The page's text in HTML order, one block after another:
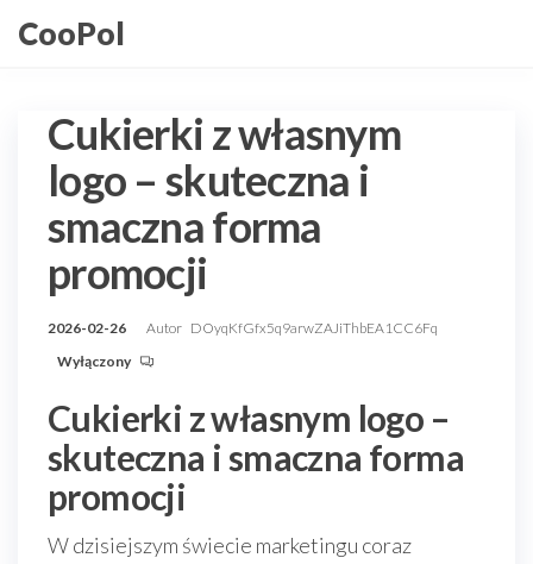
doCooPol
Cukierki z własnym
logo – skuteczna i
smaczna forma
promocji
2026-02-26 Autor DOyqKfGfx5q9arwZAJiThbEA1CC6Fq
Wyłączony
Cukierki z własnym logo –
skuteczna i smaczna forma
promocji
W dzisiejszym świecie marketingu coraz